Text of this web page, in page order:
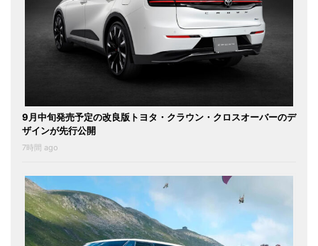
9月中旬発売予定の改良版トヨタ・クラウン・クロスオーバーのデ
ザインが先行公開
7時間 ago